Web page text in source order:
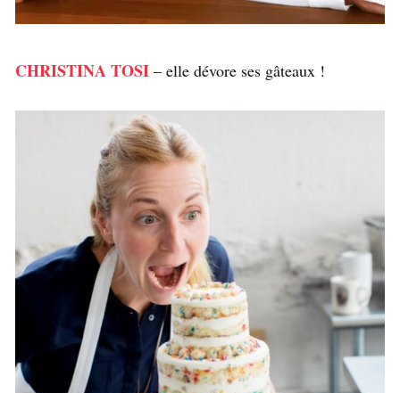
CHRISTINA TOSI – elle dévore ses gâteaux !